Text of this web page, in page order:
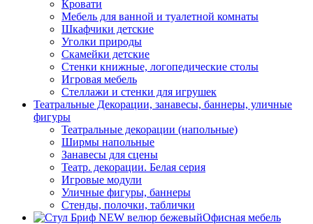
Кровати
Мебель для ванной и туалетной комнаты
Шкафчики детские
Уголки природы
Скамейки детские
Стенки книжные, логопедические столы
Игровая мебель
Стеллажи и стенки для игрушек
Театральные Декорации, занавесы, баннеры, уличные
фигуры
Театральные декорации (напольные)
Ширмы напольные
Занавесы для сцены
Театр. декорации. Белая серия
Игровые модули
Уличные фигуры, баннеры
Стенды, полочки, таблички
Офисная мебель